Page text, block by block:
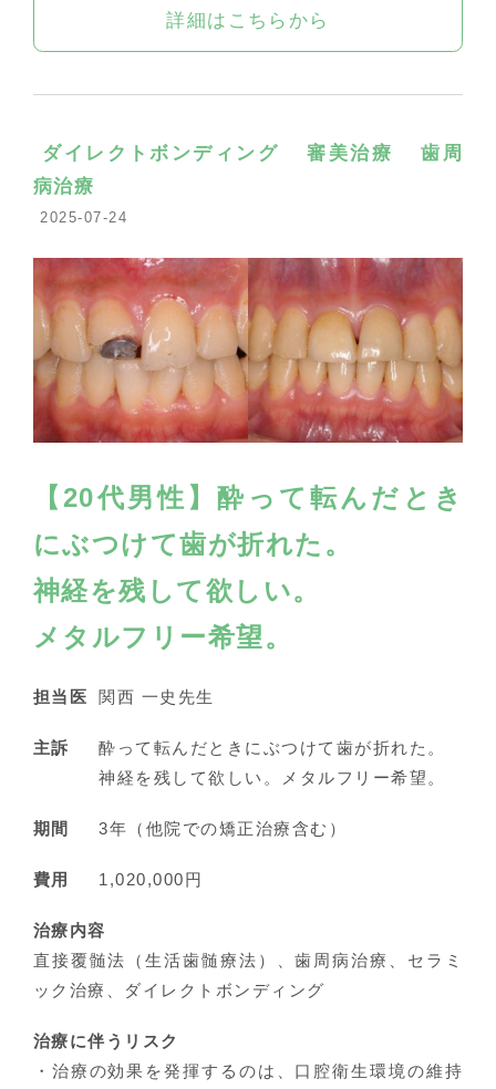
詳細はこちらから
ダイレクトボンディング 審美治療
歯周
病治療
2025-07-24
【20代男性】酔って転んだとき
にぶつけて歯が折れた。
神経を残して欲しい。
メタルフリー希望。
担当医 関西 一史先生
主訴
酔って転んだときにぶつけて歯が折れた。
神経を残して欲しい。メタルフリー希望。
期間 3年（他院での矯正治療含む）
費用 1,020,000円
治療内容
直接覆髄法（生活歯髄療法）、歯周病治療、セラミ
ック治療、ダイレクトボンディング
治療に伴うリスク
・治療の効果を発揮するのは、口腔衛生環境の維持